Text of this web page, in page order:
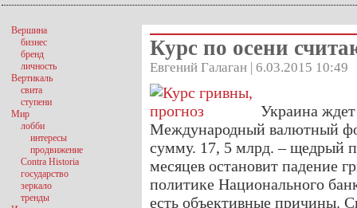
Курс по осени
Евгений Галаган | 6.03.2015 10:49
Украина ждет
Международный валютный
сумму. 17, 5 млрд. – щедрый
месяцев остановит падение
политике Национального
есть объективные причины.
Вершина
бизнес
бренд
личность
Вертикаль
свита
ступени
Мир
лобби
интересы
продвижение
Contra Historia
государство
зеркало
тренды